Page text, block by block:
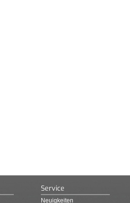
Service
Neuigkeiten